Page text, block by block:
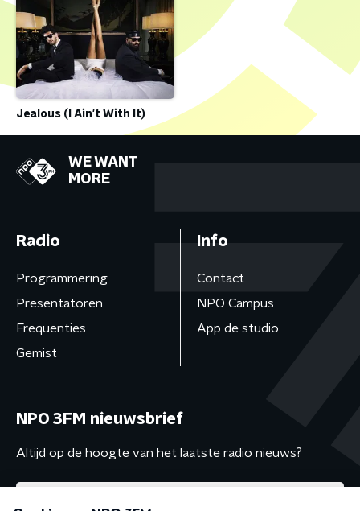
Jealous (I Ain't With It)
WE WANT
MORE
Radio
Programmering
Presentatoren
Frequenties
Gemist
Info
Contact
NPO Campus
App de studio
NPO 3FM nieuwsbrief
Altijd op de hoogte van het laatste radio nieuws?